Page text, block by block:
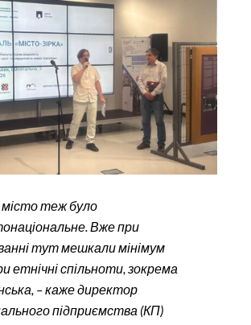
теж було
Вже при
тут мешкали мінімум
етнічні спільноти, зокрема
– каже директор
підприємства (КП)